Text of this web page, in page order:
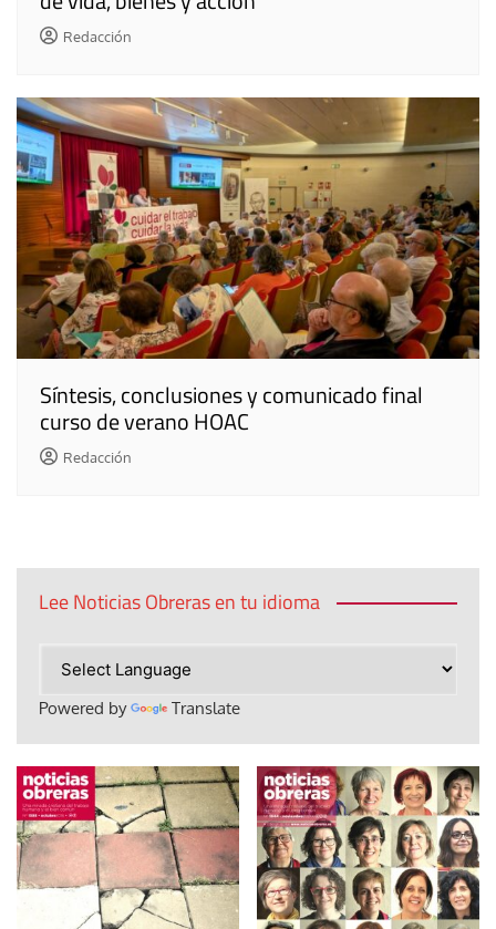
Redacción
Síntesis, conclusiones y comunicado final
curso de verano HOAC
Redacción
Lee Noticias Obreras en tu idioma
Powered by Translate